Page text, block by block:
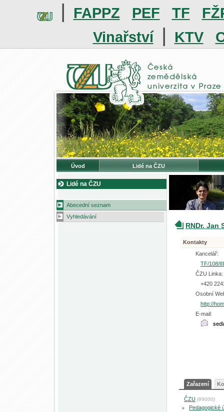
| FAPPZ PEF TF
Vinařství | KTV
Úvod Lidé na ČZU
Lidé na ČZU
Abecední seznam
Vyhledávání
RNDr. Jan
Kontakty
Kancelář:
TF/108/III
ČZU Linka:
+420
Osobní
http://
E-mail:
Zařazení
ČZU (99000)
Pedagogické